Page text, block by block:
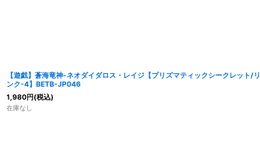
【遊戯】蒼海竜神-ネオダイダロス・レイジ【プリズマティックシークレット/リ
ンク-4】BETB-JP046
1,980円(税込)
在庫なし